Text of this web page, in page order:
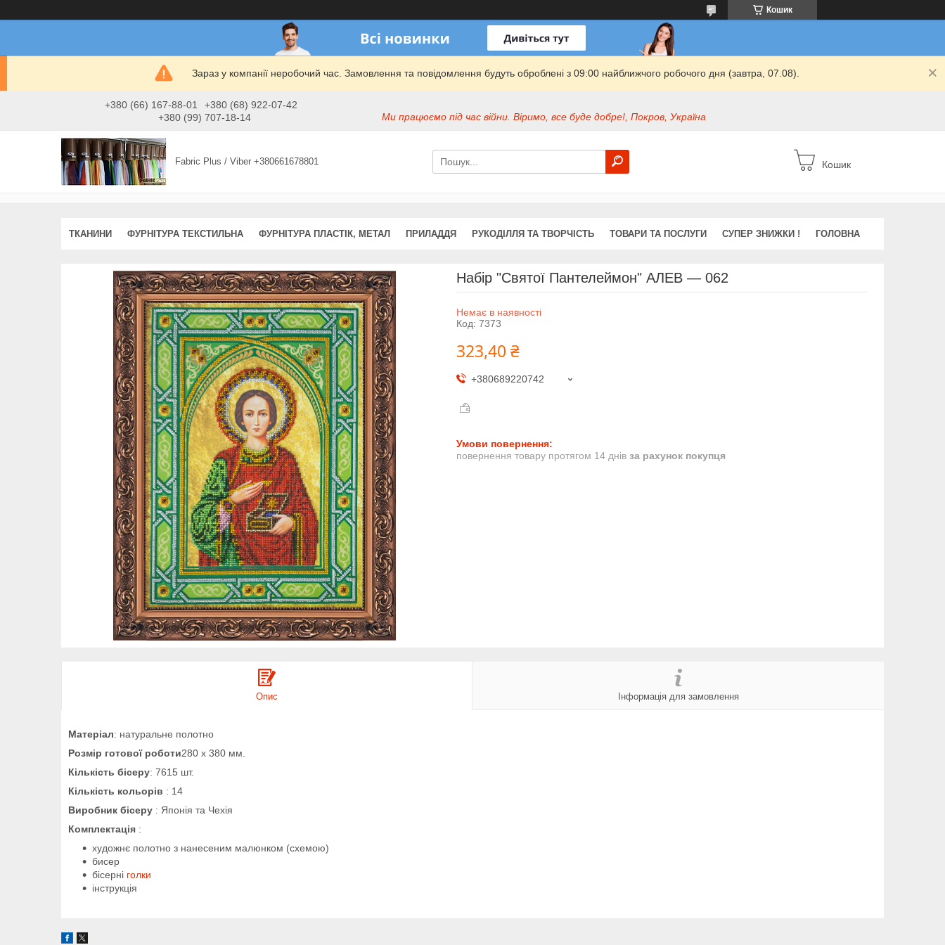
Кошик
Зараз у компанії неробочий час. Замовлення та повідомлення будуть оброблені з 09:00 найближчого робочого дня (завтра, 07.08).
+380 (66) 167-88-01
+380 (68) 922-07-42
+380 (99) 707-18-14
Ми працюємо під час війни. Віримо, все буде добре!, Покров, Україна
Fabric Plus / Viber +380661678801 Кошик
ТКАНИНИ ФУРНІТУРА ТЕКСТИЛЬНА ФУРНІТУРА ПЛАСТІК, МЕТАЛ ПРИЛАДДЯ РУКОДІЛЛЯ ТА ТВОРЧІСТЬ ТОВАРИ ТА ПОСЛУГИ СУПЕР ЗНИЖКИ ! ГОЛОВНА
Набір "Святої Пантелеймон" АЛЕВ — 062
Немає в наявності
Код: 7373
323,40 ₴
+380689220742
повернення товару протягом 14 днів за рахунок покупця
Опис Інформація для замовлення
Матеріал: натуральне полотно
Розмір готової роботи280 х 380 мм.
Кількість бісеру: 7615 шт.
Кількість кольорів : 14
Виробник бісеру : Японія та Чехія
Комплектація :
художнє полотно з нанесеним малюнком (схемою)
бисер
бісерні голки
інструкція